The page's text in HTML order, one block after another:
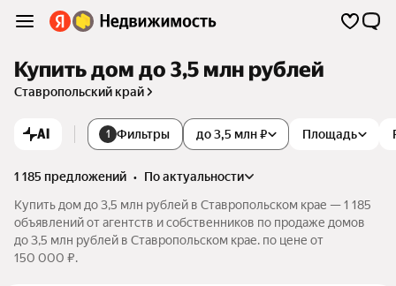
Купить дом до 3,5 млн рублей
Ставропольский край
AI 1 Фильтры до 3,5 млн ₽ Площадь
1 185 предложений •
по актуальности
Купить дом до 3,5 млн рублей в Ставропольском крае — 1 185
объявлений от агентств и собственников по продаже домов
до 3,5 млн рублей в Ставропольском крае. по цене от
150 000 ₽.